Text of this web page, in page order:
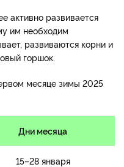
активно развивается
им необходим
развиваются корни и
горшок.
месяце зимы 2025
Дни месяца
15–28 января